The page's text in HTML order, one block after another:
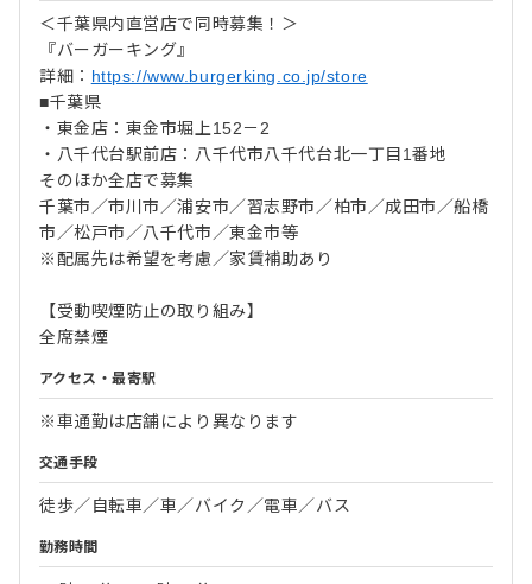
＜千葉県内直営店で同時募集！＞
『バーガーキング』
詳細： https://www.burgerking.co.jp/store
■千葉県
・東金店：東金市堀上152－2
・八千代台駅前店：八千代市八千代台北一丁目1番地
そのほか全店で募集
千葉市／市川市／浦安市／習志野市／柏市／成田市／船橋
市／松戸市／八千代市／東金市等
※配属先は希望を考慮／家賃補助あり
【受動喫煙防止の取り組み】
全席禁煙
アクセス・最寄駅
※車通勤は店舗により異なります
交通手段
徒歩／自転車／車／バイク／電車／バス
勤務時間